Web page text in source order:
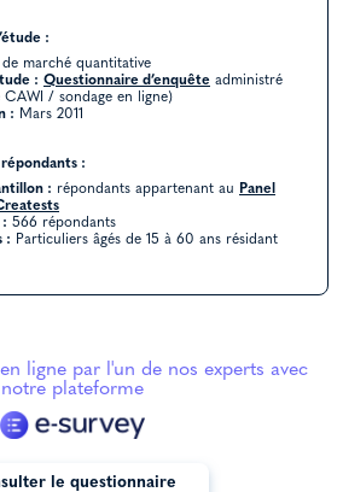
:
de marché quantitative
: Questionnaire d’enquête administré
/ sondage en ligne)
: Mars 2011
:
: répondants appartenant au Panel
: 566 répondants
: Particuliers âgés de 15 à 60 ans résidant
ligne par l'un de nos experts avec
notre plateforme
le questionnaire